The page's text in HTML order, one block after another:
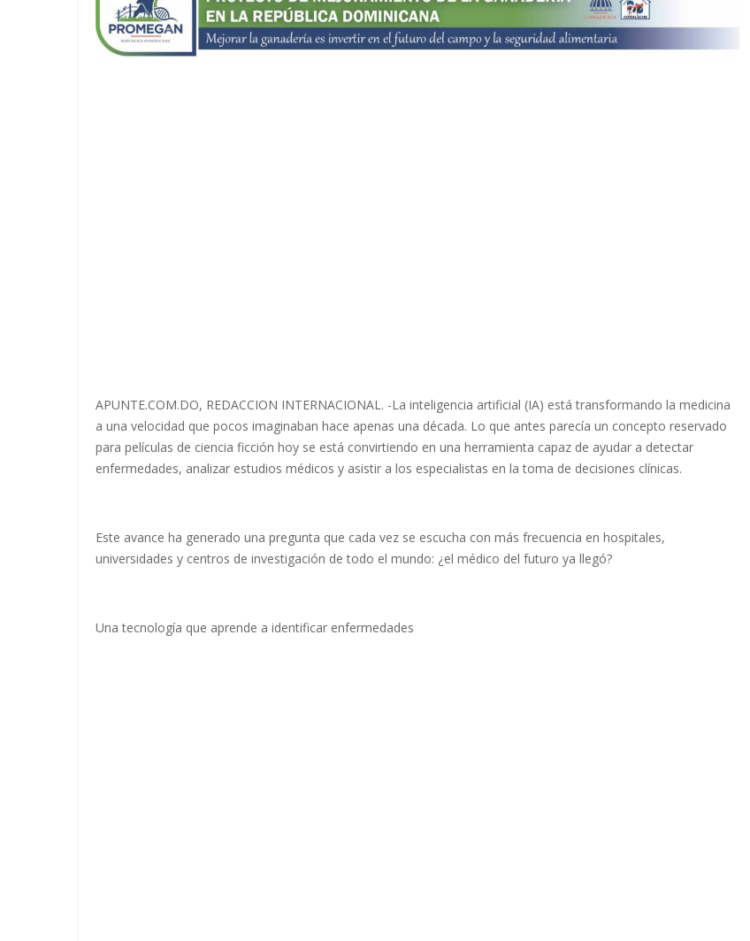
APUNTE.COM.DO, REDACCION INTERNACIONAL. -La inteligencia artificial (IA) está transformando la medicina
a una velocidad que pocos imaginaban hace apenas una década. Lo que antes parecía un concepto reservado
para películas de ciencia ficción hoy se está convirtiendo en una herramienta capaz de ayudar a detectar
enfermedades, analizar estudios médicos y asistir a los especialistas en la toma de decisiones clínicas.
Este avance ha generado una pregunta que cada vez se escucha con más frecuencia en hospitales,
universidades y centros de investigación de todo el mundo: ¿el médico del futuro ya llegó?
Una tecnología que aprende a identificar enfermedades